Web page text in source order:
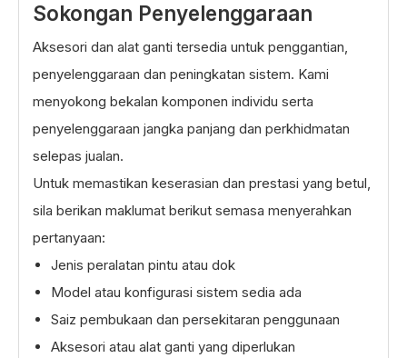
Sokongan Penyelenggaraan
Aksesori dan alat ganti tersedia untuk penggantian,
penyelenggaraan dan peningkatan sistem. Kami
menyokong bekalan komponen individu serta
penyelenggaraan jangka panjang dan perkhidmatan
selepas jualan.
Untuk memastikan keserasian dan prestasi yang betul,
sila berikan maklumat berikut semasa menyerahkan
pertanyaan:
Jenis peralatan pintu atau dok
Model atau konfigurasi sistem sedia ada
Saiz pembukaan dan persekitaran penggunaan
Aksesori atau alat ganti yang diperlukan